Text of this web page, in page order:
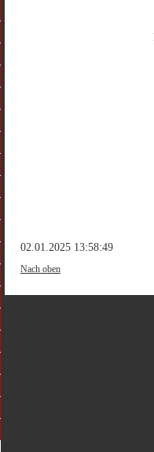
02.01.2025 13:58:49
Nach oben